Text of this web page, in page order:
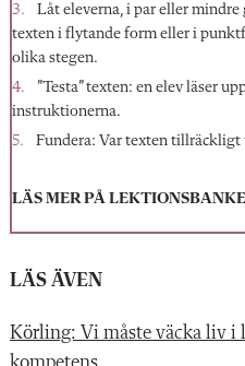
Låt eleverna, i par eller mindre
texten i flytande form eller i
olika stegen.
”Testa” texten: en elev läser
instruktionerna.
Fundera: Var texten tillräckligt
LÄS MER PÅ
LÄS ÄVEN
Körling: Vi måste väcka liv i